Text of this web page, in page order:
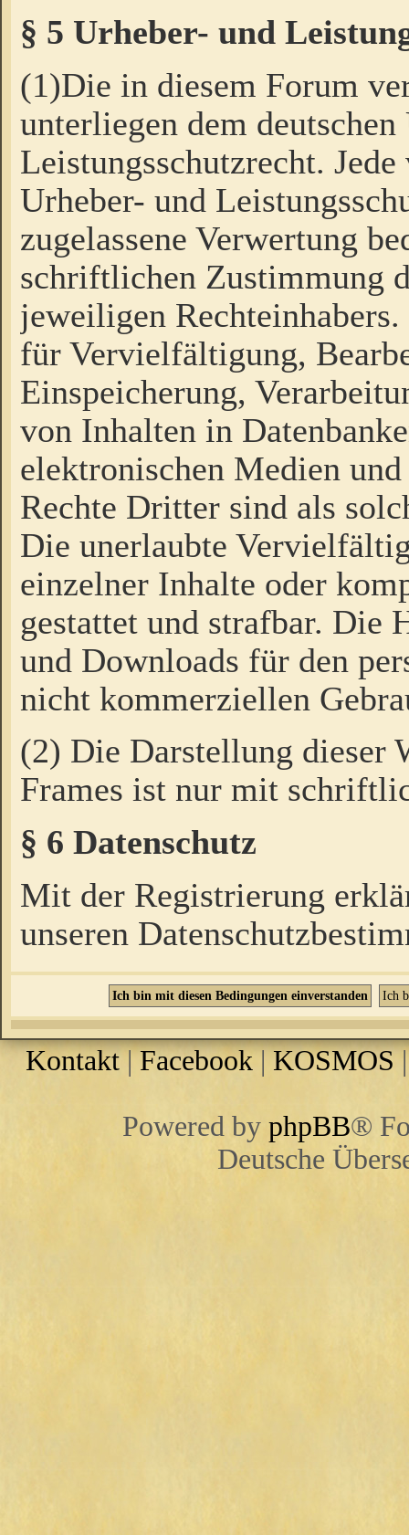
§ 5 Urheber- und
(1)Die in diesem Forum
unterliegen dem
Leistungsschutzrecht.
Urheber- und
zugelassene Verwertung
schriftlichen Zustimmung
jeweiligen
für Vervielfältigung,
Einspeicherung,
von Inhalten in
elektronischen Medien
Rechte Dritter sind als
Die unerlaubte
einzelner Inhalte oder
gestattet und strafbar. Die
und Downloads für den
nicht kommerziellen
(2) Die Darstellung dieser
Frames ist nur mit
§ 6 Datenschutz
Mit der Registrierung
unseren
Kontakt |Facebook | KOSMOS
Powered by phpBB®
Deutsche